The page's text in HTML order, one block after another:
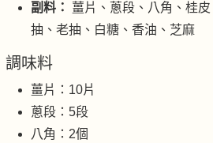
副料：
薑片、蔥段、八角、桂
抽、老抽、白糖、香油、芝麻
調味料
薑片：10片
蔥段：5段
八角：2個